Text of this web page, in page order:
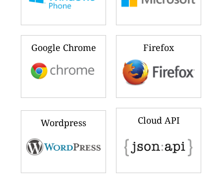
Google Chrome Firefox
Wordpress Cloud API